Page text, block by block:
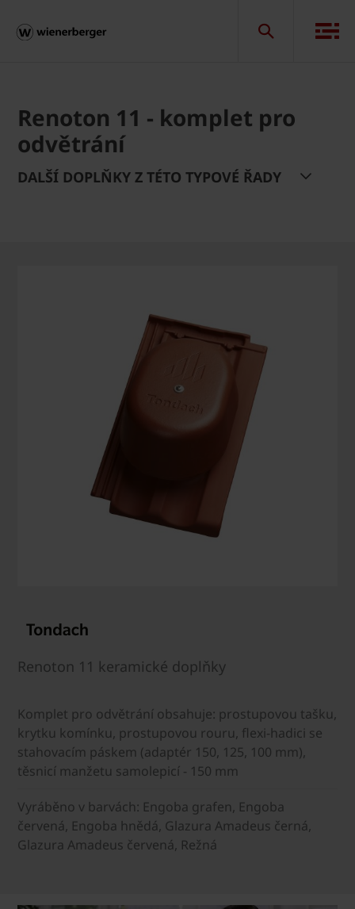
Renoton 11 - komplet pro
odvětrání
DALŠÍ DOPLŇKY Z TÉTO TYPOVÉ ŘADY
Renoton 11 keramické doplňky
Komplet pro odvětrání obsahuje: prostupovou tašku,
krytku komínku, prostupovou rouru, flexi-hadici se
stahovacím páskem (adaptér 150, 125, 100 mm),
těsnicí manžetu samolepicí - 150 mm
Vyráběno v barvách: Engoba grafen, Engoba
červená, Engoba hnědá, Glazura Amadeus černá,
Glazura Amadeus červená, Režná